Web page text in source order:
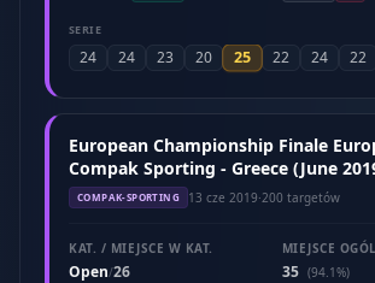
SERIE
24 24 23 20 25 22 24 22
European Championship Finale
Compak Sporting - Greece (June
COMPAK-SPORTING 13 cze 2019·200 targetów
KAT. / MIEJSCE W KAT.
Open/26
MIEJSCE
35 (94.1%)